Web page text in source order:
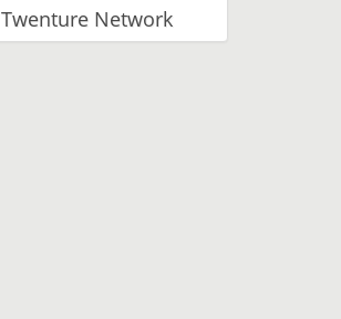
Twenture Network